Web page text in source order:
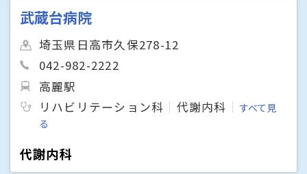
武蔵台病院
埼玉県日高市久保278-12
042-982-2222
高麗駅
リハビリテーション科
代謝内科
すべて見
る
代謝内科